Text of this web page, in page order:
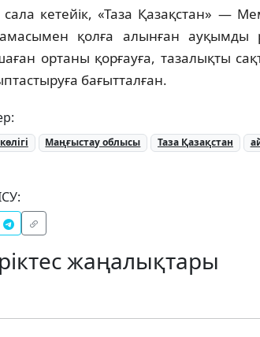
сала кетейік, «Таза Қазақстан» —
қолға алынған ауқымды
ортаны қорғауға, тазалықты
бағытталған.
Маңғыстау облысы Таза Қазақстан
жаңалықтары